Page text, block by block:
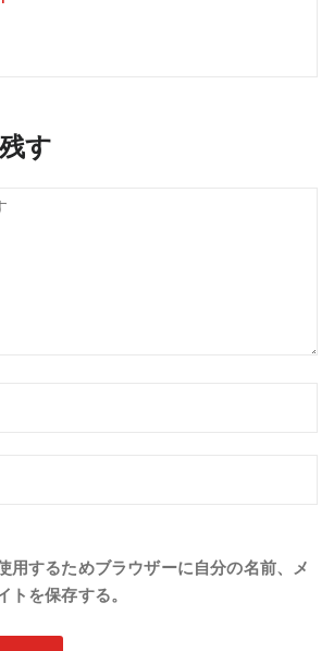
す
用するためブラウザーに自分の名前、メ
トを保存する。